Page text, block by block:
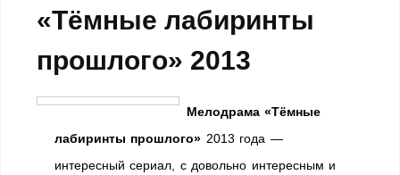
«Тёмные лабиринты
прошлого» 2013
Мелодрама «Тёмные
лабиринты прошлого» 2013 года —
интересный сериал, с довольно интересным и